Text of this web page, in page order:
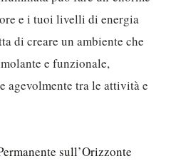
e i tuoi livelli di energia
di creare un ambiente che
e funzionale,
agevolmente tra le attività e
sull’Orizzonte